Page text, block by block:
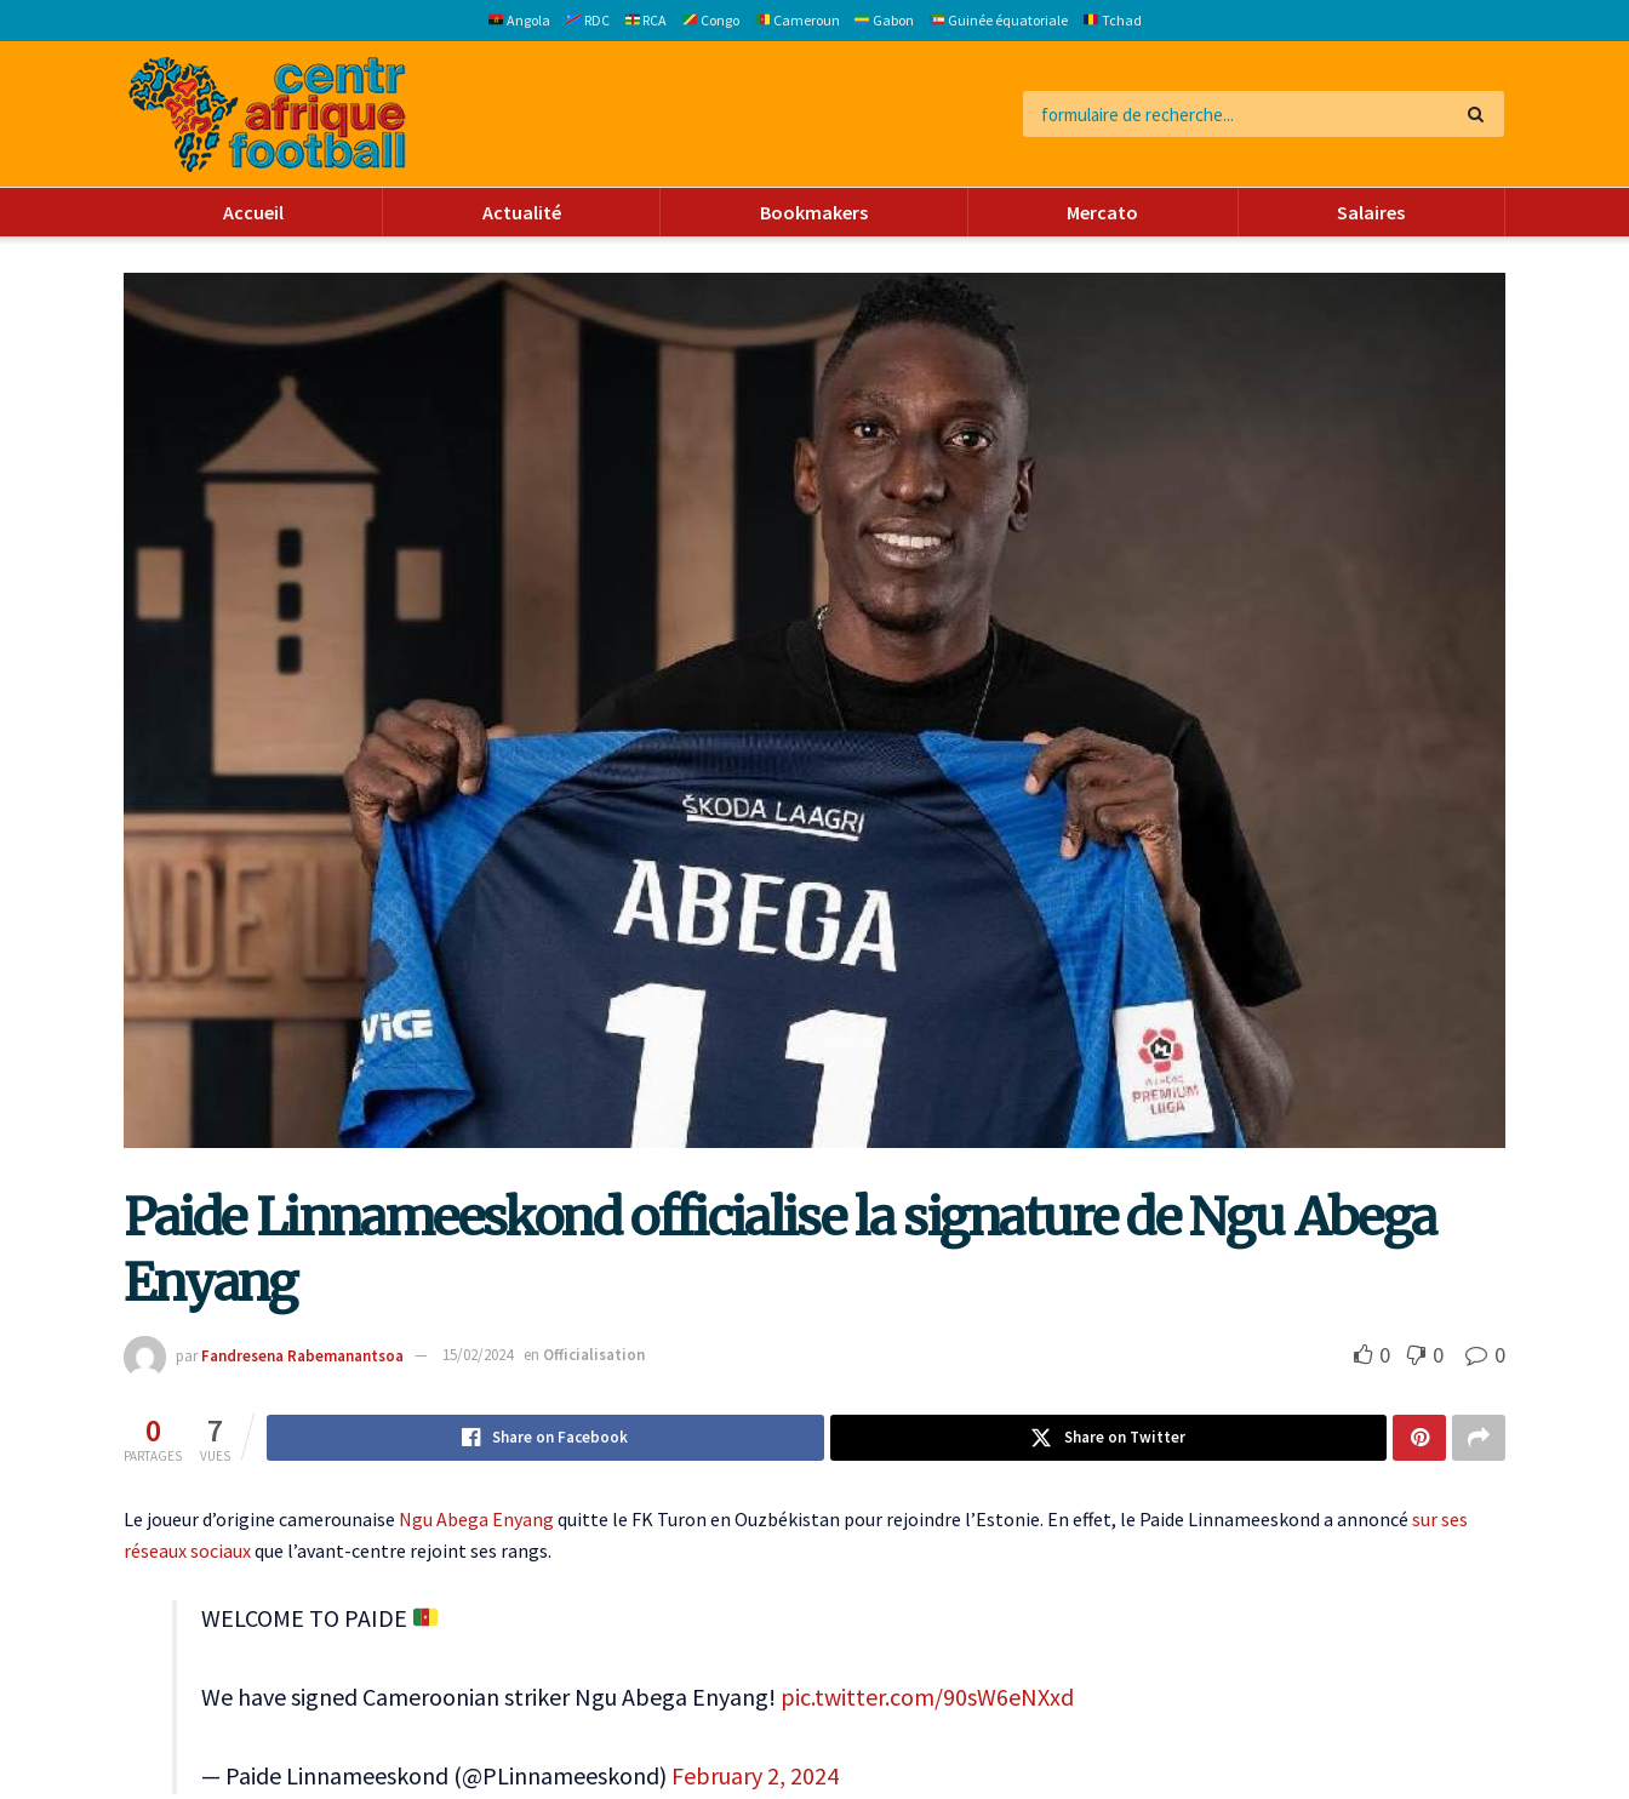
Angola RDC RCA Congo Cameroun Gabon Guinée équatoriale Tchad
Accueil Actualité Bookmakers Mercato Salaires
Paide Linnameeskond officialise la signature de Ngu Abega
Enyang
par Fandresena Rabemanantsoa 15/02/2024 en Officialisation 0 0 0
0
PARTAGES
7
VUES
Share on Facebook Share on Twitter
Le joueur d’origine camerounaise Ngu Abega Enyang quitte le FK Turon en Ouzbékistan pour rejoindre l’Estonie. En effet, le Paide Linnameeskond a annoncé sur ses
réseaux sociauxque l’avant-centre rejoint ses rangs.
WELCOME TO PAIDE
We have signed Cameroonian striker Ngu Abega Enyang! pic.twitter.com/90sW6eNXxd
— Paide Linnameeskond (@PLinnameeskond) February 2, 2024